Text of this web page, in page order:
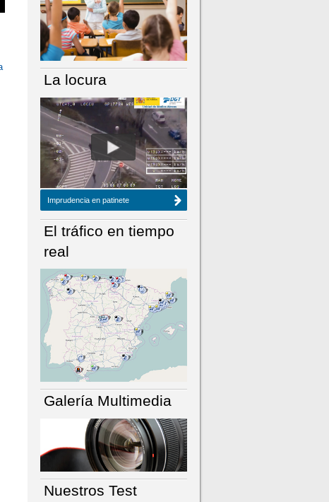
NÚMERO ACTUAL HEMEROTECA
La locura
Imprudencia en patinete
El tráfico en tiempo
real
Galería Multimedia
Nuestros Test